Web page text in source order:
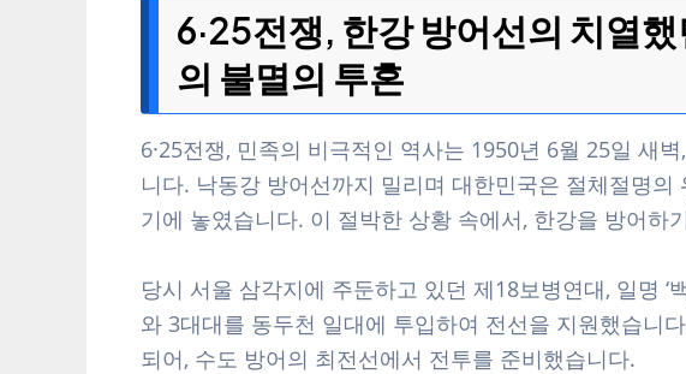
6·25전쟁, 한강 방어선의 치열
의 불멸의 투혼
6·25전쟁, 민족의 비극적인 역사는 1950년 6월 25일 새
니다. 낙동강 방어선까지 밀리며 대한민국은 절체절명
기에 놓였습니다. 이 절박한 상황 속에서, 한강을 방어하
당시 서울 삼각지에 주둔하고 있던 제18보병연대, 일명 ‘
와 3대대를 동두천 일대에 투입하여 전선을 지원했습니
되어, 수도 방어의 최전선에서 전투를 준비했습니다.